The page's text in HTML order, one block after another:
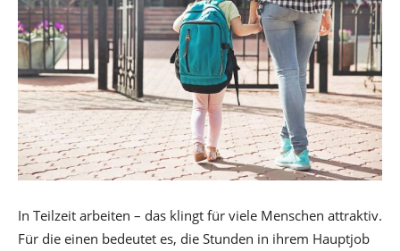
In Teilzeit arbeiten – das klingt für viele Menschen attraktiv.
Für die einen bedeutet es, die Stunden in ihrem Hauptjob